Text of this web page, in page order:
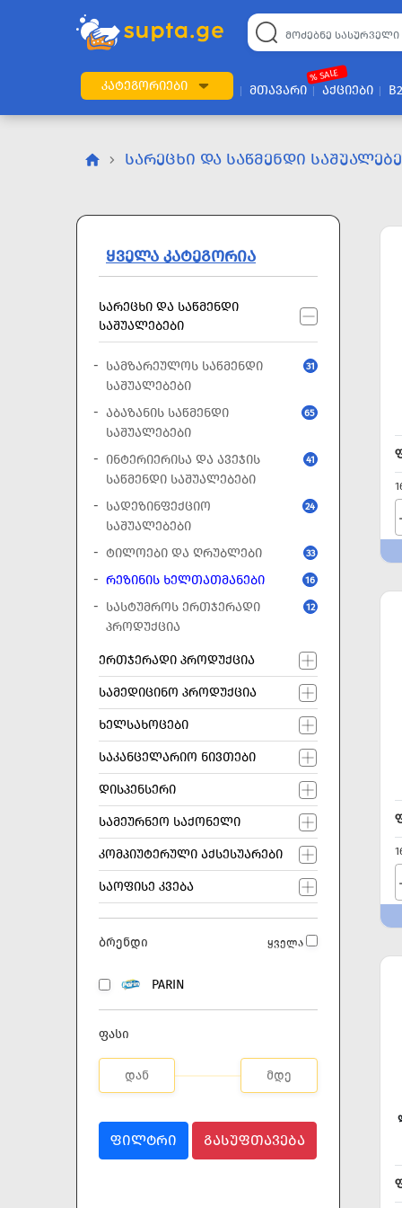
ᲙᲐᲢᲔᲒᲝᲠᲘᲔᲑᲘ ᲛᲗᲐᲕᲐᲠᲘ ᲐᲥᲪᲘᲔᲑᲘ
% SALE
ᲡᲐᲠᲔᲪᲮᲘ ᲓᲐ ᲡᲐᲬᲛᲔᲜᲓᲘ
ᲧᲕᲔᲚᲐ ᲙᲐᲢᲔᲒᲝᲠᲘᲐ
ᲡᲐᲠᲔᲪᲮᲘ ᲓᲐ ᲡᲐᲬᲛᲔᲜᲓᲘ
ᲡᲐᲨᲣᲐᲚᲔᲑᲔᲑᲘ
ᲡᲐᲛᲖᲐᲠᲔᲣᲚᲝᲡ ᲡᲐᲬᲛᲔᲜᲓᲘ
ᲡᲐᲨᲣᲐᲚᲔᲑᲔᲑᲘ
31
ᲐᲑᲐᲖᲐᲜᲘᲡ ᲡᲐᲬᲛᲔᲜᲓᲘ
ᲡᲐᲨᲣᲐᲚᲔᲑᲔᲑᲘ
65
ᲘᲜᲢᲔᲠᲘᲔᲠᲘᲡᲐ ᲓᲐ ᲐᲕᲔᲯᲘᲡ
ᲡᲐᲬᲛᲔᲜᲓᲘ ᲡᲐᲨᲣᲐᲚᲔᲑᲔᲑᲘ
41
ᲡᲐᲓᲔᲖᲘᲜᲤᲔᲥᲪᲘᲝ
ᲡᲐᲨᲣᲐᲚᲔᲑᲔᲑᲘ
24
ᲢᲘᲚᲝᲔᲑᲘ ᲓᲐ ᲦᲠᲣᲑᲚᲔᲑᲘ 33
ᲠᲔᲖᲘᲜᲘᲡ ᲮᲔᲚᲗᲐᲗᲛᲐᲜᲔᲑᲘ 16
ᲡᲐᲡᲢᲣᲛᲠᲝᲡ ᲔᲠᲗᲯᲔᲠᲐᲓᲘ
ᲞᲠᲝᲓᲣᲥᲪᲘᲐ
12
ᲔᲠᲗᲯᲔᲠᲐᲓᲘ ᲞᲠᲝᲓᲣᲥᲪᲘᲐ
ᲡᲐᲛᲔᲓᲘᲪᲘᲜᲝ ᲞᲠᲝᲓᲣᲥᲪᲘᲐ
ᲮᲔᲚᲡᲐᲮᲝᲪᲔᲑᲘ
ᲡᲐᲙᲐᲜᲪᲔᲚᲐᲠᲘᲝ ᲜᲘᲕᲗᲔᲑᲘ
ᲓᲘᲡᲞᲔᲜᲡᲔᲠᲘ
ᲡᲐᲛᲔᲣᲠᲜᲔᲝ ᲡᲐᲥᲝᲜᲔᲚᲘ
ᲙᲝᲛᲞᲘᲣᲢᲔᲠᲣᲚᲘ ᲐᲥᲡᲔᲡᲣᲐᲠᲔᲑᲘ
ᲡᲐᲝᲤᲘᲡᲔ ᲙᲕᲔᲑᲐ
ბრენდი ყველა
PARIN
ფასი
ᲤᲘᲚᲢᲠᲘ ᲒᲐᲡᲣᲤᲗᲐᲕᲔᲑᲐ